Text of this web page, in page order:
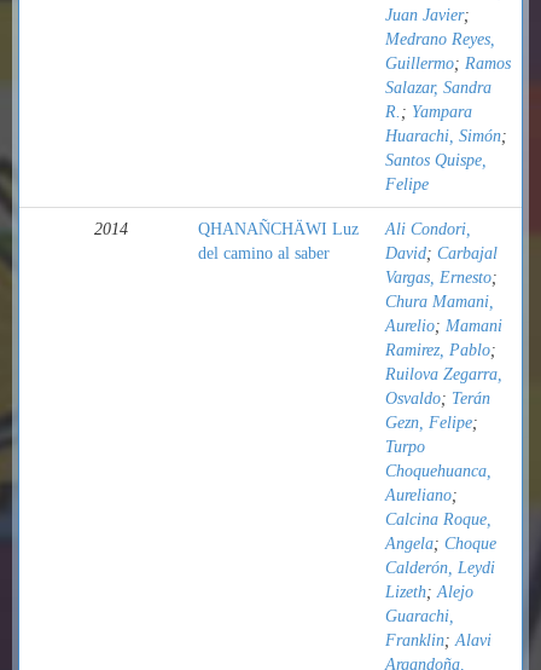
Juan Javier;
Medrano Reyes,
Guillermo; Ramos
Salazar, Sandra
R. ; Yampara
Huarachi, Simón;
Santos Quispe,
Felipe
2014
QHANAÑCHÄWI Luz
del camino al saber
Ali Condori,
David; Carbajal
Vargas, Ernesto;
Chura Mamani,
Aurelio; Mamani
Ramirez, Pablo;
Ruilova Zegarra,
Osvaldo; Terán
Gezn, Felipe;
Turpo
Choquehuanca,
Aureliano;
Calcina Roque,
Angela; Choque
Calderón, Leydi
Lizeth;Alejo
Guarachi,
Franklin;Alavi
Argandoña,